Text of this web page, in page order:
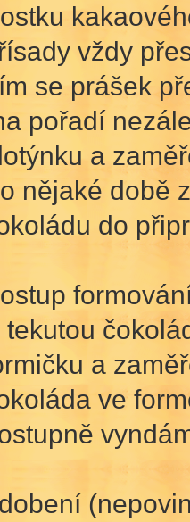
vždy
se prášek
pořadí
a
nějaké době
do
tekutou
a
ve